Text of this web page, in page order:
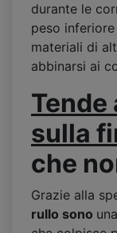
durante le
peso
materiali di
abbinarsi ai
Tende
sulla
che
Grazie alla
rullo sono